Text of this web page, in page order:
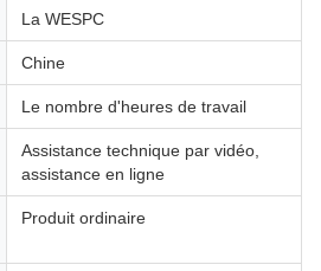
La WESPC
Chine
Le nombre d'heures de travail
Assistance technique par vidéo,
assistance en ligne
Produit ordinaire